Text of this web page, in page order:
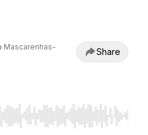
Mascarenhas-
Share
to seek, Home/End to jump to